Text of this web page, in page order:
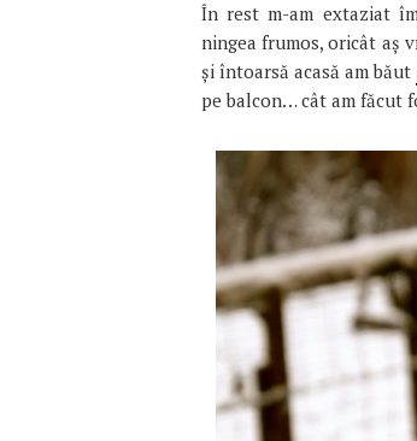
În rest m-am extaziat
ningea frumos, oricât aș
și întoarsă acasă am băut
pe balcon… cât am făcut